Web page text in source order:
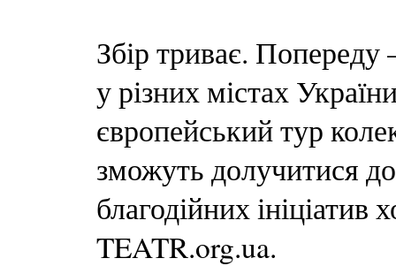
Збір триває.
у різних містах
європейський тур
зможуть долучитися
благодійних ініціатив
TEATR.org.ua.